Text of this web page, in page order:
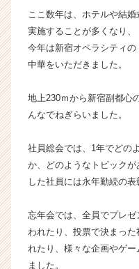
成
長
業
か
ス
カ
ト
届
く
活
サ
イ
ここ数年は、ホテルや結
実施することが多くなり、
今年は新宿オペラシティ
中華をいただきました。
地上230ｍから新宿副都心
んなでねぎらいました。
社員総会では、1年でどの
か、どのようなトピック
した社員には永年勤続の表
忘年会では、全員でプレ
われたり、投票で決まっ
れたり、様々な企画やゲ
ました。